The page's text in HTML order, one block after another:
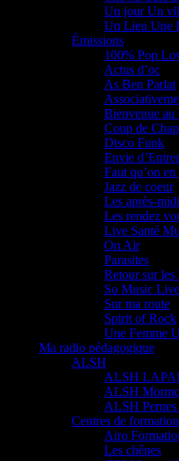
Un jour Un
Un Lieu Une
Émissions
100% Pop
Actus d’oc
As Ben Parlat
Bienvenue au
Coup de
Disco Funk
Envie
Faut qu’on en
Jazz de coeur
Les après-
Les rendez
Live Santé
On Air
Parasites
Retour sur les
So Music Live
Sur ma route
Spirit of Rock
Une Femme
Ma radio pédagogique
ALSH
ALSH
ALSH
ALSH Pernes
Centres de
Airo
Les chênes